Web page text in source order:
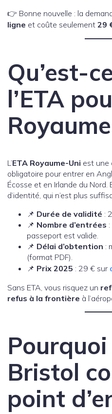
👉 Bonne nouvelle : la
ligne et coûte seulement 29
Qu’est-
l’ETA
L’ETA Royaume-Uni est une
obligatoire pour entrer en
Écosse et en Irlande du Nord.
d’identité, qui n’est plus
📌 Durée de validité :
📌 Nombre d’entrées
passeport est valide.
📌 Délai d’obtention :
(format PDF).
📌 Prix 2025 : 29 € sur
Sans ETA, vous risquez un
refus à la frontière à
Bristol
point